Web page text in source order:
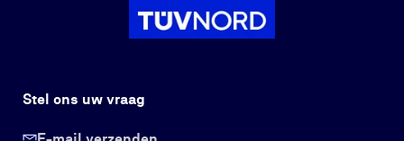
Stel ons uw vraag